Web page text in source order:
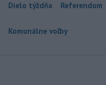
Dielo týždňa Referendum
Komunálne voľby